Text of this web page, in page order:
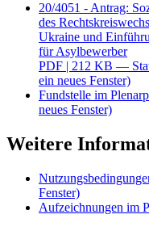
20/4051 - Antrag:
des
Ukraine und
für Asylbewerber
PDF | 212 KB —
ein neues Fenster)
Fundstelle im
neues Fenster)
Weitere
Fenster)
Aufzeichnungen im